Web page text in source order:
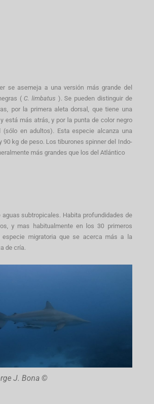
se asemeja a una versión más grande del
( C. limbatus ). Se pueden distinguir de
por la primera aleta dorsal, que tiene una
está más atrás, y por la punta de color negro
en adultos). Esta especie alcanza una
90 kg de peso. Los tiburones spinner del Indo-
más grandes que los del Atlántico
aguas subtropicales. Habita profundidades de
y mas habitualmente en los 30 primeros
especie migratoria que se acerca más a la
de cría.
J. Bona ©